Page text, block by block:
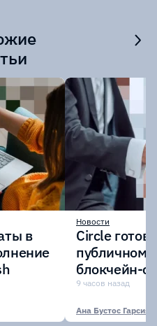
в
Новости
Circle
публичному
блокчейн-
участии
9 часов назад
Ана Бустос Гарсия